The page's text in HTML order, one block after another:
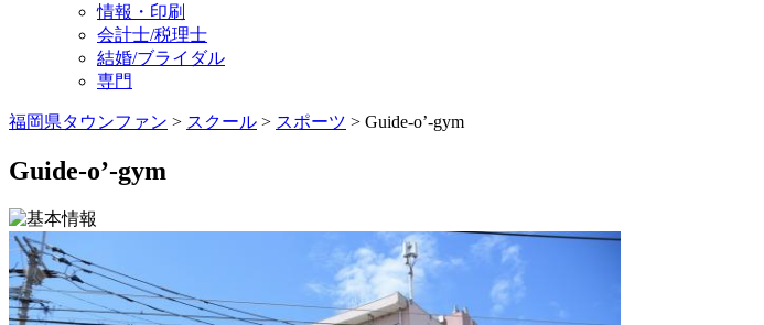
情報・印刷
会計士/税理士
結婚/ブライダル
専門
福岡県タウンファン > スクール > スポーツ > Guide-o’-gym
Guide-o’-gym